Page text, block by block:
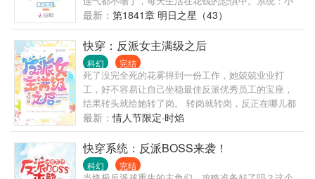
姐姐你不要随便开启无敌模式！(▼皿▼#)系统：我们
定个小目标，先败它一个亿！初筝：说好败家，这莫
名其妙的男人是怎么回事？都别拦着我！我要去征服
世界！某男主：（迅改名）我姓世名界。#小姐姐，有
钱真的可以为所欲为，了解一下#
最新： 第1841章 明日之星（43）
快穿：反派女主满级之后
科幻 完结
死了没完全死的花雾得到一份工作，她兢兢业业打
工，好不容易让自己坐稳最佳反派优秀员工的宝座，
结果转头就给她转了岗。 转岗就转岗，反正在哪儿都
是打工。 于是新部门的同事，发现他们的新同事好像
有点问题…… ——别的女主在和男主谈恋爱，她在和
男主干仗。 ——别的女主在打怪升级，她在和怪称兄
道弟。 ——别的女主在和反派斗智斗勇，她抢了反派
的饭碗。 该女主干的事，她一件没干，不该女主干的
最新：情人节限定·时焰
快穿系统：反派BOSS来袭！
科幻 完结